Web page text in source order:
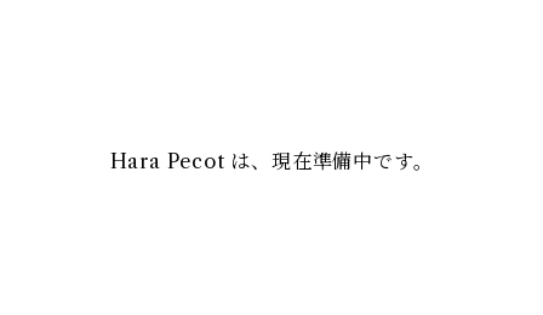
Hara Pecot は、現在準備中です。